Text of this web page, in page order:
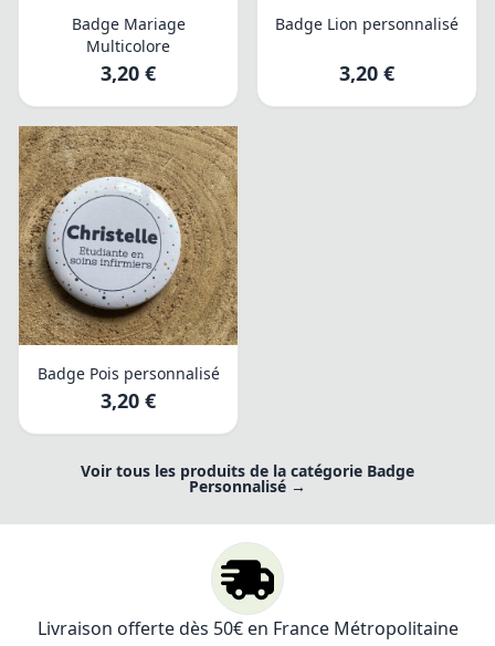
Badge Mariage
Multicolore
3,20 €
Badge Lion personnalisé
3,20 €
Badge Pois personnalisé
3,20 €
Voir tous les produits de la catégorie Badge
Personnalisé →
Livraison offerte dès 50€ en France Métropolitaine